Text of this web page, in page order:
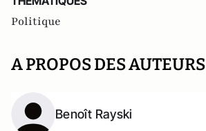
Politique
A PROPOS DES AUTEURS
Benoît Rayski